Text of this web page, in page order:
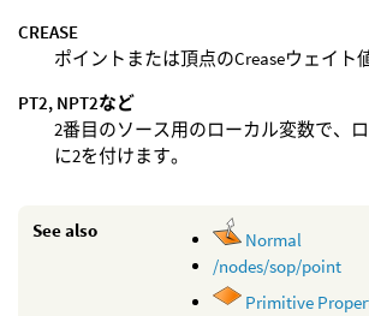
CREASE
ポイントまたは頂点のCreaseウェイト値
PT2, NPT2など
2番目のソース用のローカル変数で、
に2を付けます。
See also
Normal
/nodes/sop/point
Primitive